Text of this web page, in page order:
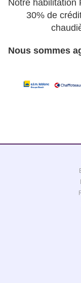
Notre habilitation
30% de
Nous sommes